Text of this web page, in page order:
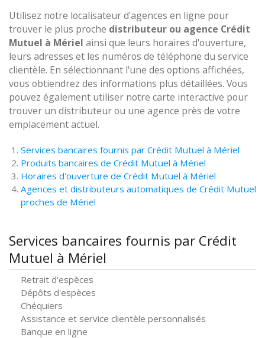
Utilisez notre localisateur d'agences en ligne pour
trouver le plus proche distributeur ou agence Crédit
Mutuel à Mériel ainsi que leurs horaires d'ouverture,
leurs adresses et les numéros de téléphone du service
clientèle. En sélectionnant l'une des options affichées,
vous obtiendrez des informations plus détaillées. Vous
pouvez également utiliser notre carte interactive pour
trouver un distributeur ou une agence près de votre
emplacement actuel.
Services bancaires fournis par Crédit Mutuel à Mériel
Produits bancaires de Crédit Mutuel à Mériel
Horaires d'ouverture de Crédit Mutuel à Mériel
Agences et distributeurs automatiques de Crédit Mutuel
proches de Mériel
Services bancaires fournis par Crédit
Mutuel à Mériel
Retrait d'espèces
Dépôts d'espèces
Chéquiers
Assistance et service clientèle personnalisés
Banque en ligne